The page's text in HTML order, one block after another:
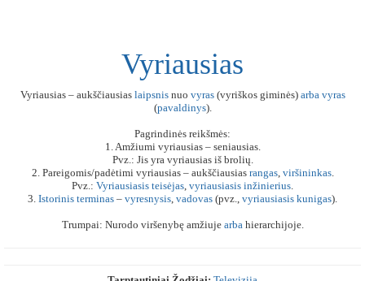
Vyriausias
Vyriausias – aukščiausias laipsnisnuo vyras(vyriškos giminės) arba vyras
(pavaldinys).
Pagrindinės reikšmės:
1. Amžiumi vyriausias – seniausias.
Pvz.: Jis yra vyriausias iš brolių.
2. Pareigomis/padėtimi vyriausias – aukščiausias rangas, viršininkas.
Pvz.: Vyriausiasis teisėjas, vyriausiasis inžinierius.
3. Istorinis terminas – vyresnysis, vadovas (pvz., vyriausiasis kunigas).
Trumpai: Nurodo viršenybę amžiuje arbahierarchijoje.